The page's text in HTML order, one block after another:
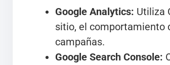
Google Analytics: Utiliza
sitio, el comportamiento
campañas.
Google Search Console: